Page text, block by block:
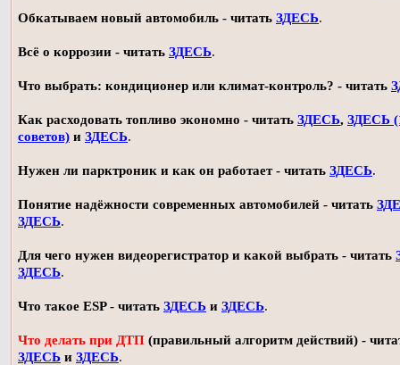
Обкатываем новый автомобиль - читать ЗДЕСЬ.
Всё о коррозии - читать ЗДЕСЬ.
Что выбрать: кондиционер или климат-контроль? - читать
Как расходовать топливо экономно - читать ЗДЕСЬ, ЗДЕСЬ
советов) и ЗДЕСЬ.
Нужен ли парктроник и как он работает - читать ЗДЕСЬ.
Понятие надёжности современных автомобилей - читать
ЗДЕСЬ.
Для чего нужен видеорегистратор и какой выбрать - читать
ЗДЕСЬ.
Что такое ESP - читать ЗДЕСЬ и ЗДЕСЬ.
Что делать при ДТП (правильный алгоритм действий) -
ЗДЕСЬ и ЗДЕСЬ.